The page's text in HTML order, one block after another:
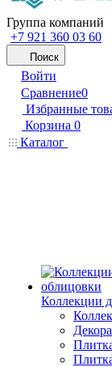
Группа компаний
+7 921 360 03 60
Поиск
Войти
Сравнение0
Избранные
Корзина 0
Каталог
Коллекции